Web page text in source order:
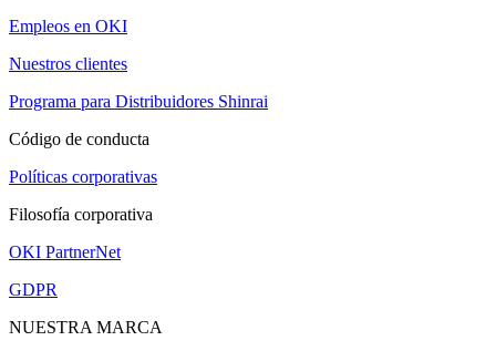
Empleos en OKI
Nuestros clientes
Programa para Distribuidores Shinrai
Código de conducta
Políticas corporativas
Filosofía corporativa
OKI PartnerNet
GDPR
NUESTRA MARCA